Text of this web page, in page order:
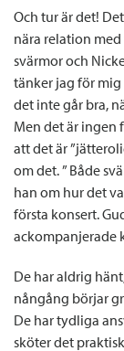
Och tur är det!
nära relation
svärmor och
tänker jag för
det inte går bra,
Men det är ingen
att det är
om det. ” Både
han om hur det
första konsert.
ackompanjerade
De har aldrig
nångång börjar
De har tydliga
sköter det